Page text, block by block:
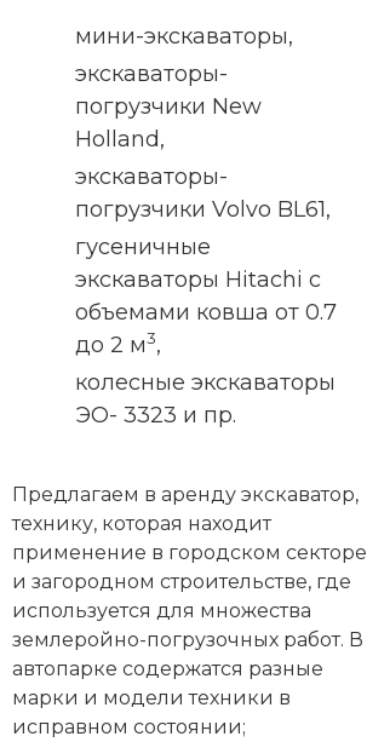
мини-экскаваторы,
экскаваторы-
погрузчики New
Holland,
экскаваторы-
погрузчики Volvo BL61,
гусеничные
экскаваторы Hitachi с
объемами ковша от 0.7
до 2 м3,
колесные экскаваторы
ЭО- 3323 и пр.
Предлагаем в аренду экскаватор,
технику, которая находит
применение в городском секторе
и загородном строительстве, где
используется для множества
землеройно-погрузочных работ. В
автопарке содержатся разные
марки и модели техники в
исправном состоянии;